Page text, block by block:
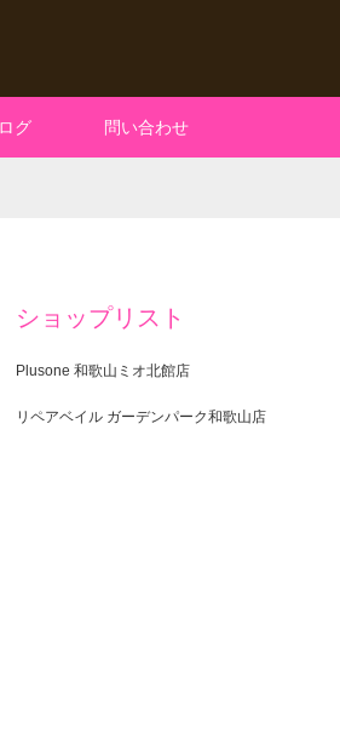
グ 問い合わせ
ショップリスト
Plusone 和歌山ミオ北館店
リペアベイル ガーデンパーク和歌山店